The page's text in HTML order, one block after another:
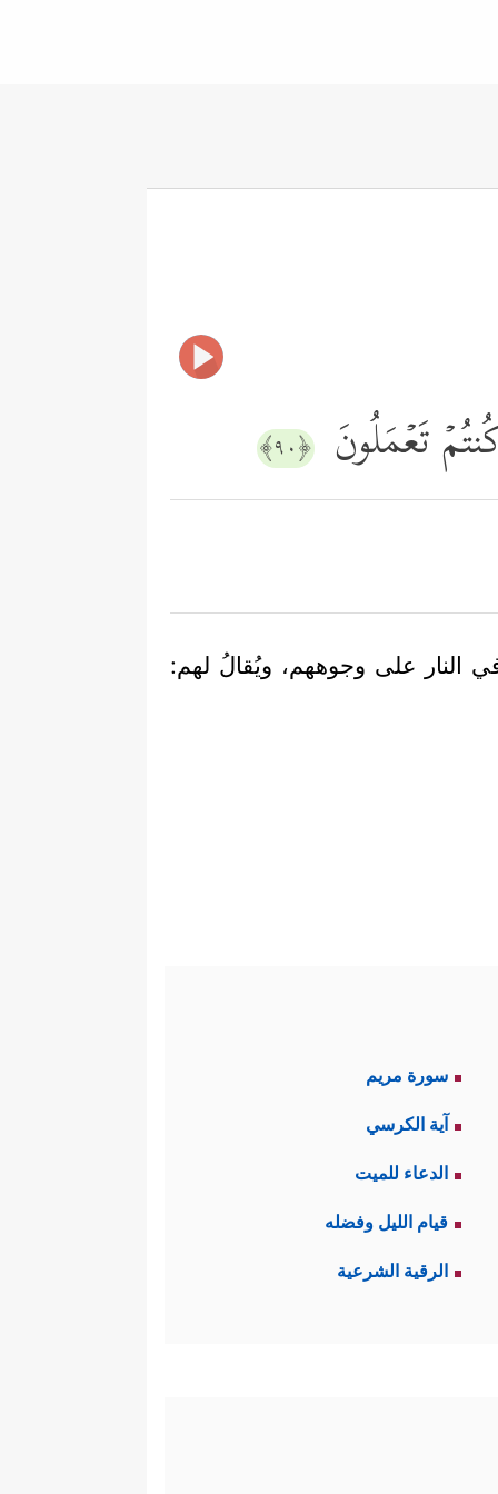
تَعۡمَلُونَ ﴿٩٠﴾
النار على وجوههم، ويُقالُ لهم:
سورة مريم
آية الكرسي
الدعاء للميت
قيام الليل وفضله
الرقية الشرعية